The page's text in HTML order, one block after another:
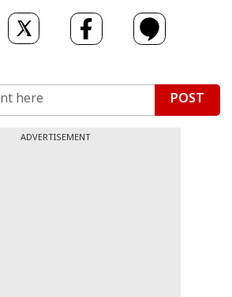
POST
ADVERTISEMENT